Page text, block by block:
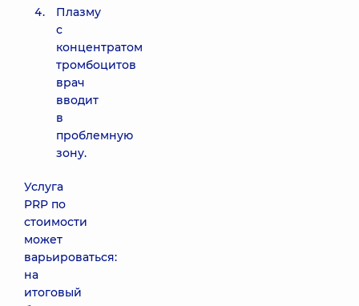
Плазму
с
концентратом
тромбоцитов
врач
вводит
в
проблемную
зону.
Услуга
PRP по
стоимости
может
варьироваться:
на
итоговый